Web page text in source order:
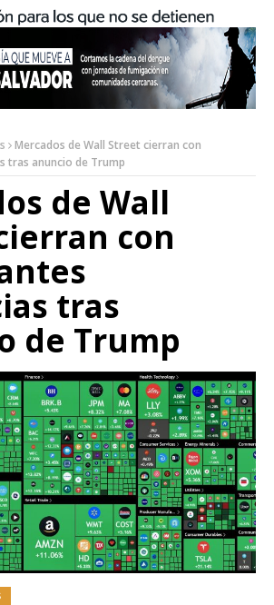
Mercados de Wall Street cierran con
tras anuncio de Trump
de Wall
con
tras
de Trump